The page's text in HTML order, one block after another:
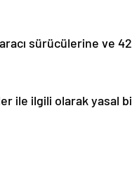
sürücülerine ve
ile ilgili olarak yasal